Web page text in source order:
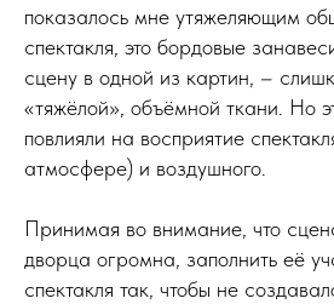
показалось мне утяжеляющим
спектакля, это бордовые
сцену в одной из картин, –
«тяжёлой», объёмной ткани. Но
повлияли на восприятие
атмосфере) и воздушного.
Принимая во внимание, что
дворца огромна, заполнить её
спектакля так, чтобы не